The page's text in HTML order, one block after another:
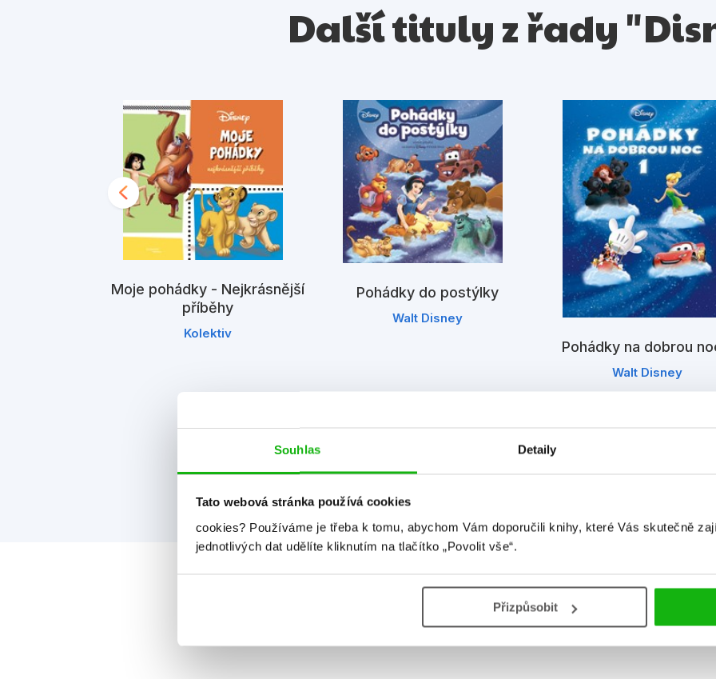
Souhlas Detaily
Tato webová stránka používá cookies
cookies? Používáme je třeba k tomu, abychom Vám doporučili knihy, které Vás skutečně
jednotlivých dat udělíte kliknutím na tlačítko „Povolit vše“.
Přizpůsobit
Minnie
101 dalmatinů
Univerzita pro Příšerky
Ariel, malá mořská víla
Toy Story
Dumbo
Na vlásku
Kniha džunglí
Další tituly z řady
Moje pohádky - Nejkrásnější
příběhy
Kolektiv
Pohádky do postýlky
Walt Disney
Pohádky na dobrou
Walt Disney
Detailní informace